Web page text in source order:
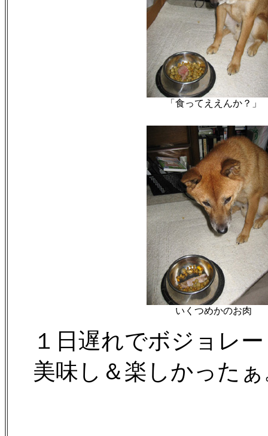
「食ってええんか？」
いくつめかのお肉
１日遅れでボジョレ
美味し＆楽しかった